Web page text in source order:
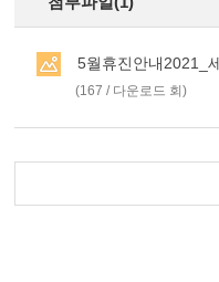
5월휴진안내2021_
(167 / 다운로드 회)